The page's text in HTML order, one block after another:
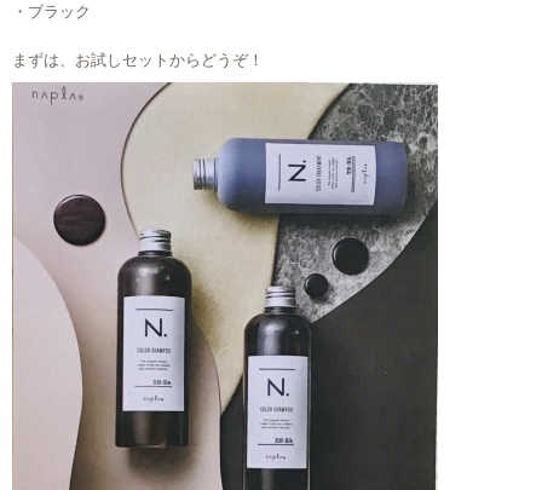
・ブラック
まずは、お試しセットからどうぞ！